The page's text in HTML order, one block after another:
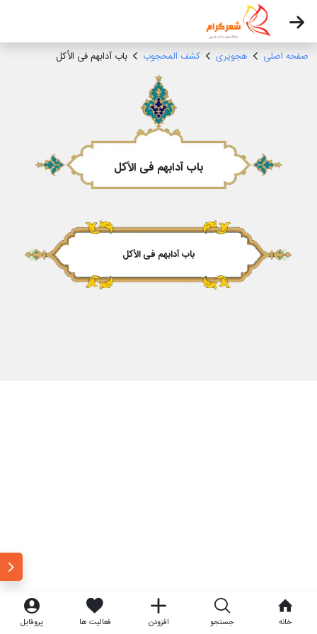
صفحه اصلی هجویری کشف المحجوب باب آدابهم فی الأکل
باب آدابهم فی الأکل
باب آدابهم فی الأکل
خانه جستجو افزودن فعالیت ها پروفایل